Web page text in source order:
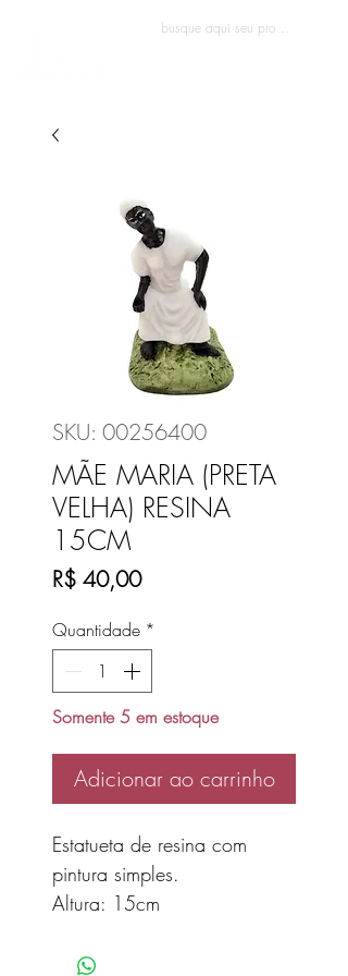
SKU: 00256400
MÃE MARIA (PRETA
VELHA) RESINA
15CM
R$ 40,00Preço
Quantidade *
Somente 5 em estoque
Adicionar ao carrinho
Estatueta de resina com
pintura simples.
Altura: 15cm